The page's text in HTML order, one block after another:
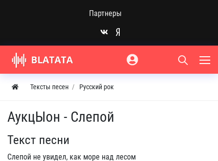
Партнеры
Тексты песен Русский рок
АукцЫон - Слепой
Текст песни
Слепой не увидел, как море над лесом